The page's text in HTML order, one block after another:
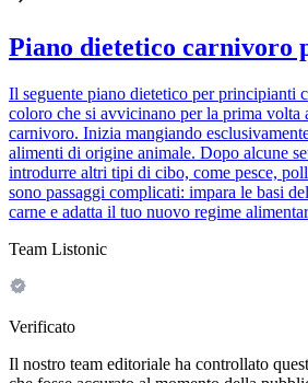
Piano dietetico carnivoro
Il seguente piano dietetico per principianti
coloro che si avvicinano per la prima volta
carnivoro. Inizia mangiando
alimenti di origine animale. Dopo alcune
introdurre altri tipi di cibo, come pesce,
sono passaggi complicati: impara le basi
carne e adatta il tuo nuovo regime
Team Listonic
Verificato
Il nostro team editoriale ha controllato